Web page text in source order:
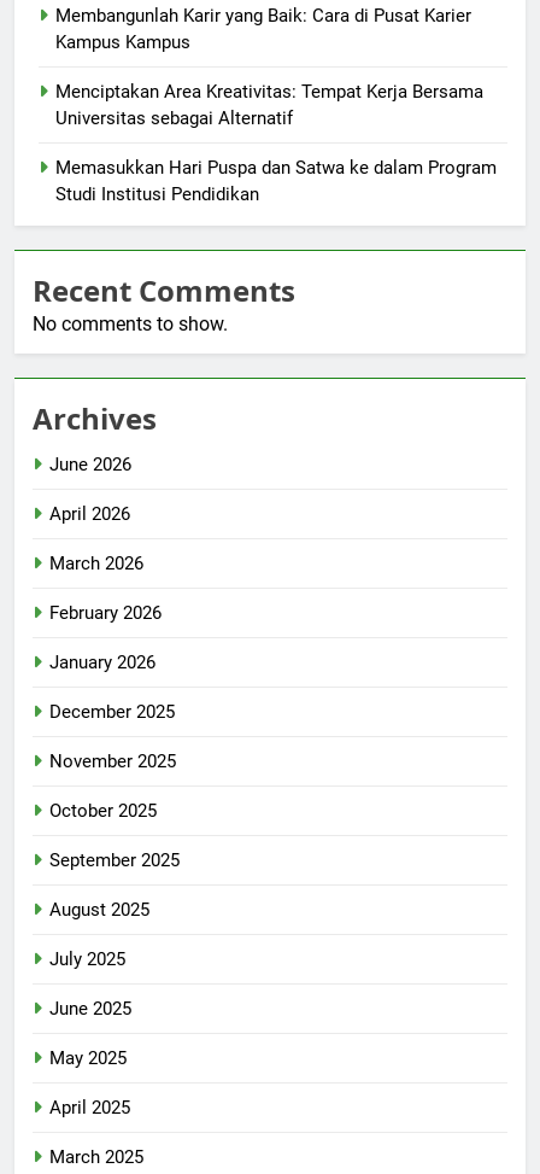
Membangunlah Karir yang Baik: Cara di Pusat Karier
Kampus Kampus
Menciptakan Area Kreativitas: Tempat Kerja Bersama
Universitas sebagai Alternatif
Memasukkan Hari Puspa dan Satwa ke dalam Program
Studi Institusi Pendidikan
Recent Comments
No comments to show.
Archives
June 2026
April 2026
March 2026
February 2026
January 2026
December 2025
November 2025
October 2025
September 2025
August 2025
July 2025
June 2025
May 2025
April 2025
March 2025